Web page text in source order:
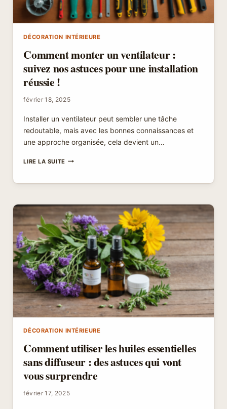
DÉCORATION INTÉRIEURE
Comment monter un ventilateur :
suivez nos astuces pour une installation
réussie !
février 18, 2025
Installer un ventilateur peut sembler une tâche
redoutable, mais avec les bonnes connaissances et
une approche organisée, cela devient un…
LIRE LA SUITECOMMENT
VENTILATEUR
SUIVEZ
NOS
ASTUCES
POUR
UNE
INSTALLATION
RÉUSSIE
!
DÉCORATION INTÉRIEURE
Comment utiliser les huiles essentielles
sans diffuseur : des astuces qui vont
vous surprendre
février 17, 2025